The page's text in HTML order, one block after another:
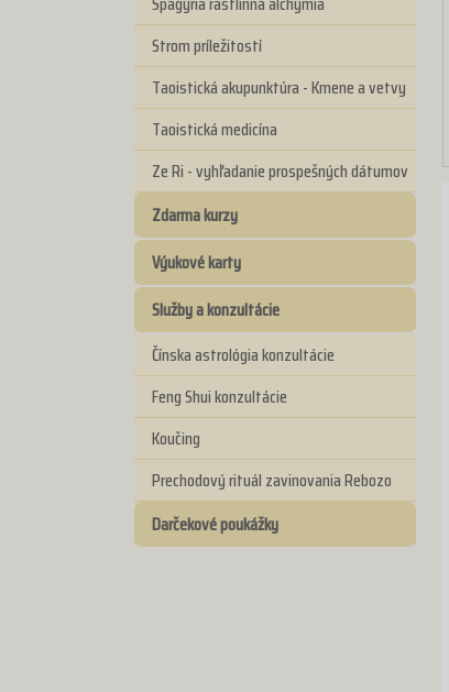
Strom príležitostí
Taoistická akupunktúra - Kmene a vetvy
Taoistická medicína
Ze Ri - vyhľadanie prospešných dátumov
Zdarma kurzy
Výukové karty
Služby a konzultácie
Čínska astrológia konzultácie
Feng Shui konzultácie
Koučing
Prechodový rituál zavinovania Rebozo
Darčekové poukážky